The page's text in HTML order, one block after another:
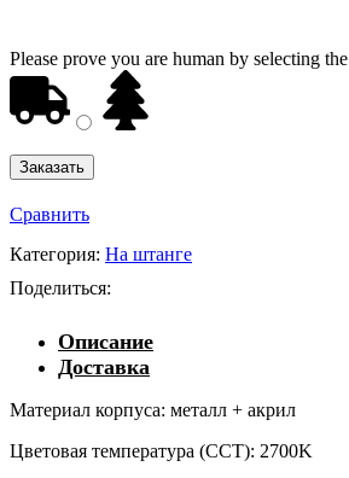
Please prove you are human by selecting the
Сравнить
Категория: На штанге
Поделиться:
Описание
Доставка
Материал корпуса: металл + акрил
Цветовая температура (CCT): 2700K